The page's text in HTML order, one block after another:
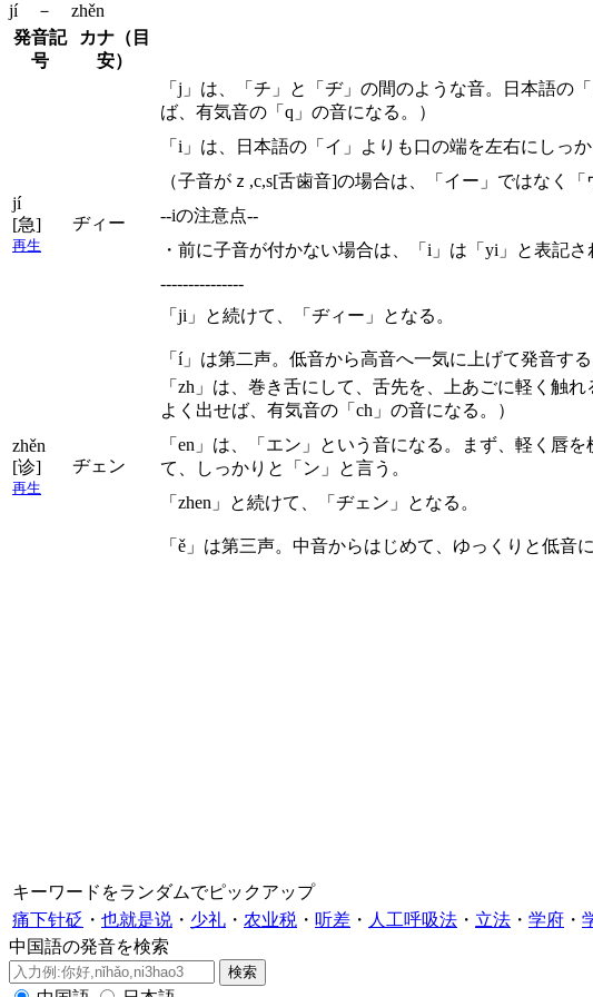
jí － zhěn
発音記
号
カナ（目
安）
jí
[急]
再生
ヂィー
「j」は、「チ」と「ヂ」の間のような音。日本語
ば、有気音の「q」の音になる。）
「i」は、日本語の「イ」よりも口の端を左右にしっ
（子音がｚ,c,s[舌歯音]の場合は、「イー」ではなく
--iの注意点--
・前に子音が付かない場合は、「i」は「yi」と表記さ
---------------
「ji」と続けて、「ヂィー」となる。
「í」は第二声。低音から高音へ一気に上げて発音する
zhěn
[诊]
再生
ヂェン
「zh」は、巻き舌にして、舌先を、上あごに軽く触れ
よく出せば、有気音の「ch」の音になる。）
「en」は、「エン」という音になる。まず、軽く唇
て、しっかりと「ン」と言う。
「zhen」と続けて、「ヂェン」となる。
「ě」は第三声。中音からはじめて、ゆっくりと低音
キーワードをランダムでピックアップ
痛下针砭 ・ 也就是说 ・ 少礼 ・ 农业税 ・ 听差 ・ 人工呼吸法 ・ 立法 ・ 学府 ・
中国語の発音を検索